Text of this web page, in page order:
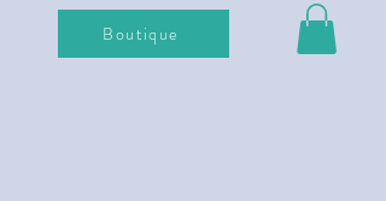
Boutique